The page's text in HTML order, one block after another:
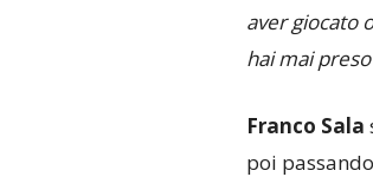
aver giocato
hai mai
Franco Sala
poi